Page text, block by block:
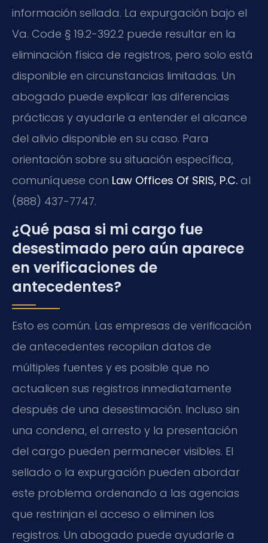
información sellada. La expurgación bajo el
Va. Code § 19.2-392.2 puede resultar en la
eliminación física de registros, pero solo está
disponible en circunstancias limitadas. Un
abogado puede explicar las diferencias
prácticas y ayudarle a entender el alcance
del alivio disponible en su caso. Para
orientación sobre su situación específica,
comuníquese con Law Offices Of SRIS, P.C. al
(888) 437-7747.
¿Qué pasa si mi cargo fue
desestimado pero aún aparece
en verificaciones de
antecedentes?
Esto es común. Las empresas de verificación
de antecedentes recopilan datos de
múltiples fuentes y es posible que no
actualicen sus registros inmediatamente
después de una desestimación. Incluso sin
una condena, el arresto y la presentación
del cargo pueden permanecer visibles. El
sellado o la expurgación pueden abordar
este problema ordenando a las agencias
que restrinjan el acceso o eliminen los
registros. Un abogado puede ayudarle a